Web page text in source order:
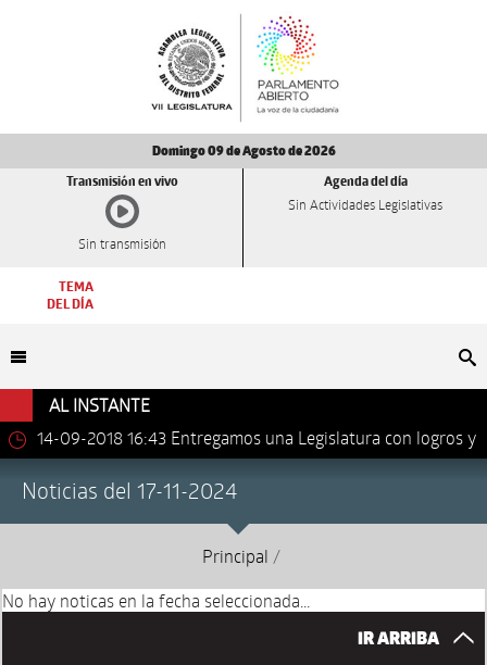
Domingo 09 de Agosto de 2026
Transmisión en vivo
Sin transmisión
Agenda del día
Sin Actividades Legislativas
TEMA
DEL DÍA
AL INSTANTE
14-09-2018 16:43 Entregamos una Legislatura con logros y
Noticias del 17-11-2024
Principal /
No hay noticas en la fecha seleccionada...
IR ARRIBA